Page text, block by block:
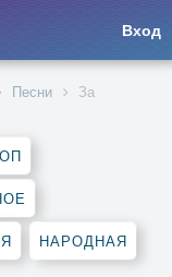
Вход
Песни
За
НАРОДНАЯ